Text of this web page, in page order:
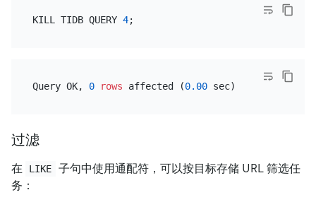
KILL TIDB QUERY 4
Query OK, 0 rows affected (0.00
过滤
在 LIKE
子句中使用通配符，可以按目标存储 URL 筛选任
务：